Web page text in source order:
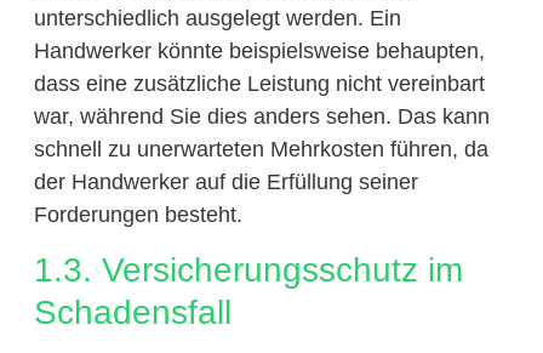
unterschiedlich ausgelegt werden. Ein
Handwerker könnte beispielsweise behaupten,
dass eine zusätzliche Leistung nicht vereinbart
war, während Sie dies anders sehen. Das kann
schnell zu unerwarteten Mehrkosten führen, da
der Handwerker auf die Erfüllung seiner
Forderungen besteht.
1.3. Versicherungsschutz im
Schadensfall